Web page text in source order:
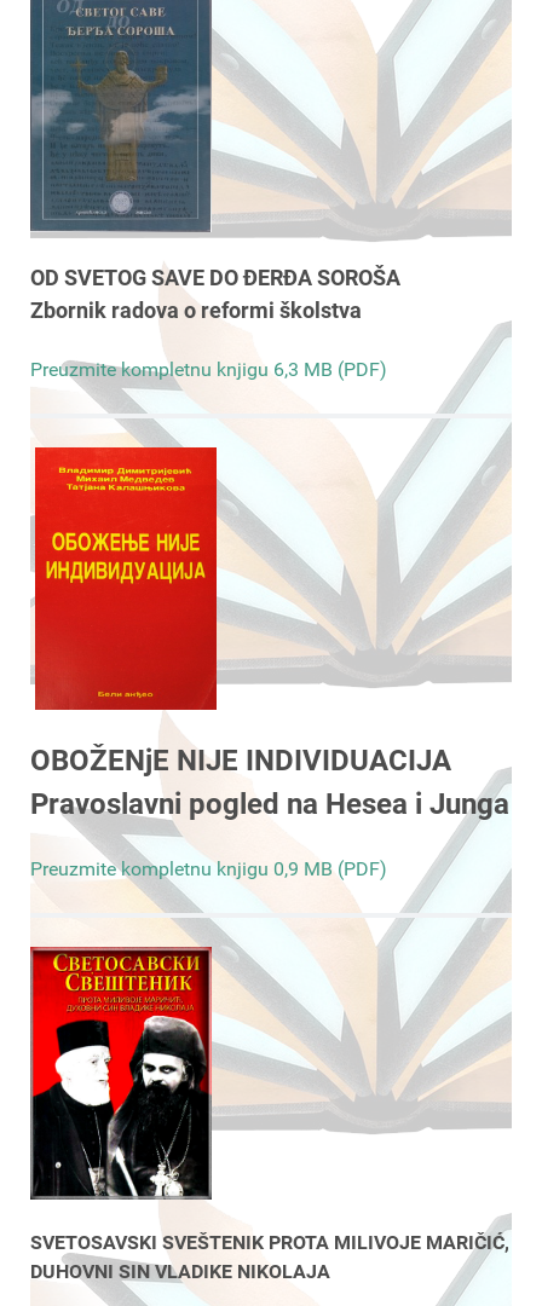
OD SVETOG SAVE DO ĐERĐA SOROŠA
Zbornik radova o reformi školstva
Preuzmite kompletnu knjigu 6,3 MB (PDF)
OBOŽENjE NIJE INDIVIDUACIJA
Pravoslavni pogled na Hesea i Junga
Preuzmite kompletnu knjigu 0,9 MB (PDF)
SVETOSAVSKI SVEŠTENIK PROTA MILIVOJE MARIČIĆ,
DUHOVNI SIN VLADIKE NIKOLAJA